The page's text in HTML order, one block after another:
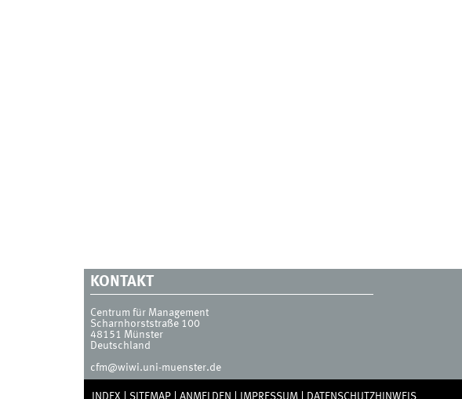
KONTAKT
Centrum für Management
Scharnhorststraße 100
48151 Münster
Deutschland
cfm@wiwi.uni-muenster.de
INDEX SITEMAP ANMELDEN IMPRESSUM DATENSCHUTZHINWEIS